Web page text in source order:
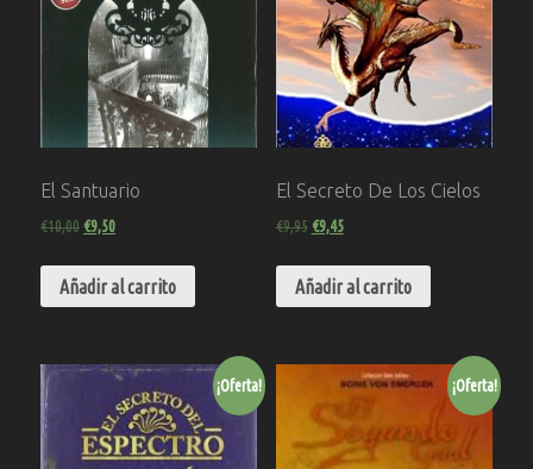
El Santuario
€10,00€9,50
Añadir al carrito
El Secreto De Los Cielos
€9,95 €9,45
Añadir al carrito
¡Oferta! ¡Oferta!